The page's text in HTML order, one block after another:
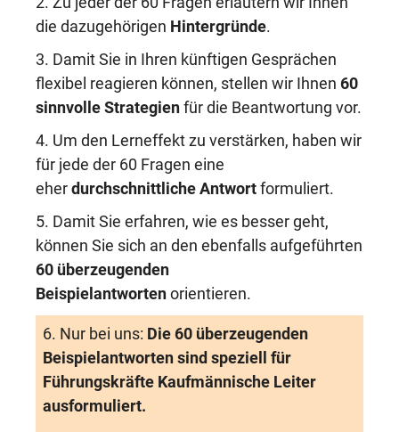
die dazugehörigen Hintergründe.
3. Damit Sie in Ihren künftigen Gesprächen
flexibel reagieren können, stellen wir Ihnen 60
sinnvolle Strategien für die Beantwortung vor.
4. Um den Lerneffekt zu verstärken, haben wir
für jede der 60 Fragen eine
eher durchschnittliche Antwort formuliert.
5. Damit Sie erfahren, wie es besser geht,
können Sie sich an den ebenfalls aufgeführten
60 überzeugenden
Beispielantworten orientieren.
6. Nur bei uns: Die 60 überzeugenden
Beispielantworten sind speziell für
Führungskräfte Kaufmännische Leiter
ausformuliert.